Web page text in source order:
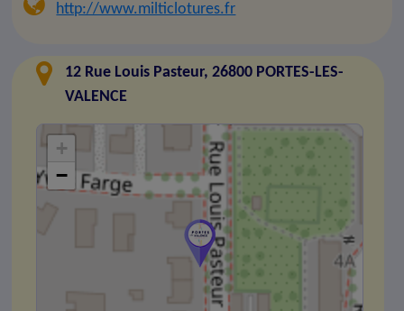
http://www.milticlotures.fr
12 Rue Louis Pasteur, 26800 PORTES-LES-
VALENCE
+
−